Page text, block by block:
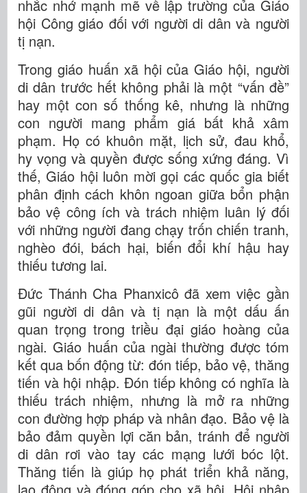
nhắc nhớ mạnh mẽ về lập trường của Giáo
hội Công giáo đối với người di dân và người
tị nạn.
Trong giáo huấn xã hội của Giáo hội, người
di dân trước hết không phải là một “vấn đề”
hay một con số thống kê, nhưng là những
con người mang phẩm giá bất khả xâm
phạm. Họ có khuôn mặt, lịch sử, đau khổ,
hy vọng và quyền được sống xứng đáng. Vì
thế, Giáo hội luôn mời gọi các quốc gia biết
phân định cách khôn ngoan giữa bổn phận
bảo vệ công ích và trách nhiệm luân lý đối
với những người đang chạy trốn chiến tranh,
nghèo đói, bách hại, biến đổi khí hậu hay
thiếu tương lai.
Đức Thánh Cha Phanxicô đã xem việc gần
gũi người di dân và tị nạn là một dấu ấn
quan trọng trong triều đại giáo hoàng của
ngài. Giáo huấn của ngài thường được tóm
kết qua bốn động từ: đón tiếp, bảo vệ, thăng
tiến và hội nhập. Đón tiếp không có nghĩa là
thiếu trách nhiệm, nhưng là mở ra những
con đường hợp pháp và nhân đạo. Bảo vệ là
bảo đảm quyền lợi căn bản, tránh để người
di dân rơi vào tay các mạng lưới bóc lột.
Thăng tiến là giúp họ phát triển khả năng,